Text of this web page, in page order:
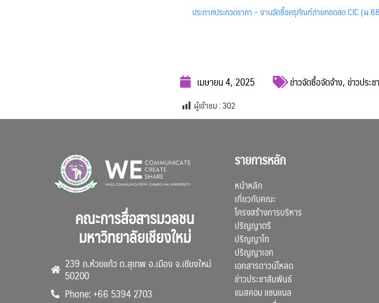
ประกาศประกวดราคา – งานจัดซื้อครุภัณฑ์ถ่ายทอดสด CIC (ผ
เมษายน 4, 2025 ข่าวจัดซื้อจัดจ้าง,ข่าวประ
ผู้เข้าชม :302
คณะการสื่อสารมวลชน
มหาวิทยาลัยเชียงใหม่
239 ถ.ห้วยแก้ว ต.สุเทพ อ.เมือง จ.เชียงใหม่
50200
Phone: +66 5394 2703
รายการหลัก
หน้าหลัก
เกี่ยวกับคณะ
โครงสร้างการบริหาร
ปริญญาตรี
ปริญญาโท
ปริญญาเอก
เอกสารดาวน์โหลด
ข่าวประชาสัมพันธ์
แมสคอม แชนแนล